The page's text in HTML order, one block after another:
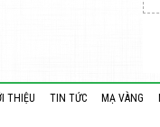
THIỆU TIN TỨC MẠ VÀNG